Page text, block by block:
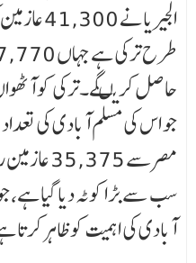
حاصل کریںگے۔ترکی کو
جو اس کی مسلم آبادی کی
مصرسے
سب سے بڑا کوٹہ دیا گیا ہے،
آبادی کی اہمیت کو ظاہر کرتا